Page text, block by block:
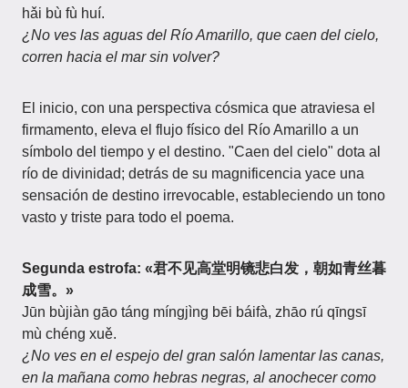
hǎi bù fù huí.
¿No ves las aguas del Río Amarillo, que caen del cielo,
corren hacia el mar sin volver?
El inicio, con una perspectiva cósmica que atraviesa el
firmamento, eleva el flujo físico del Río Amarillo a un
símbolo del tiempo y el destino. "Caen del cielo" dota al
río de divinidad; detrás de su magnificencia yace una
sensación de destino irrevocable, estableciendo un tono
vasto y triste para todo el poema.
Segunda estrofa: «君不见高堂明镜悲白发，朝如青丝暮
成雪。»
Jūn bùjiàn gāo táng míngjìng bēi báifà, zhāo rú qīngsī
mù chéng xuě.
¿No ves en el espejo del gran salón lamentar las canas,
en la mañana como hebras negras, al anochecer como